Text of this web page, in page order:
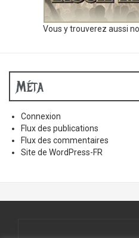
Vous y trouverez aussi
Méta
Connexion
Flux des publications
Flux des commentaires
Site de WordPress-FR